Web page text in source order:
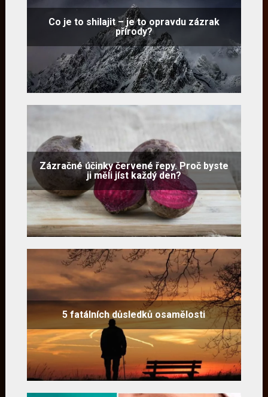
Co je to shilajit – je to opravdu zázrak
přírody?
Zázračné účinky červené řepy. Proč byste
ji měli jíst každý den?
5 fatálních důsledků osamělosti